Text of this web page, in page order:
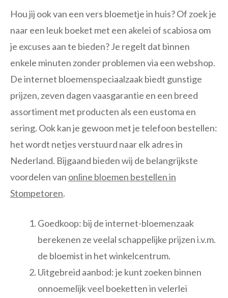
Hou jij ook van een vers bloemetje in huis? Of zoek je
naar een leuk boeket met een akelei of scabiosa om
je excuses aan te bieden? Je regelt dat binnen
enkele minuten zonder problemen via een webshop.
De internet bloemenspeciaalzaak biedt gunstige
prijzen, zeven dagen vaasgarantie en een breed
assortiment met producten als een eustoma en
sering. Ook kan je gewoon met je telefoon bestellen:
het wordt netjes verstuurd naar elk adres in
Nederland. Bijgaand bieden wij de belangrijkste
voordelen van online bloemen bestellen in
Stompetoren.
Goedkoop: bij de internet-bloemenzaak
berekenen ze veelal schappelijke prijzen i.v.m.
de bloemist in het winkelcentrum.
Uitgebreid aanbod: je kunt zoeken binnen
onnoemelijk veel boeketten in velerlei